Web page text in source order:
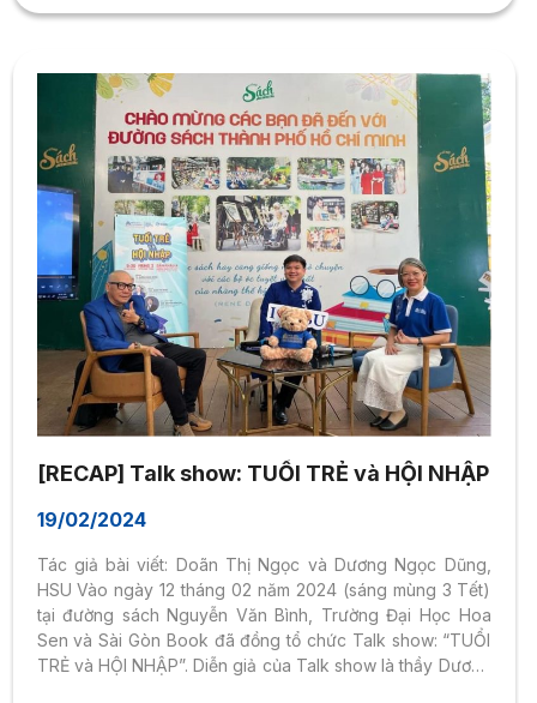
chung trong vai trò quản lý tài...
[RECAP] Talk show: TUỔI TRẺ và HỘI NHẬP
19/02/2024
Tác giả bài viết: Doãn Thị Ngọc và Dương Ngọc Dũng,
HSU Vào ngày 12 tháng 02 năm 2024 (sáng mùng 3 Tết)
tại đường sách Nguyễn Văn Bình, Trường Đại Học Hoa
Sen và Sài Gòn Book đã đồng tổ chức Talk show: “TUỔI
TRẺ và HỘI NHẬP”. Diễn giả của Talk show là thầy Dương